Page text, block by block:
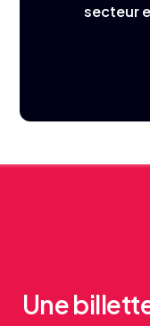
secteur
Une